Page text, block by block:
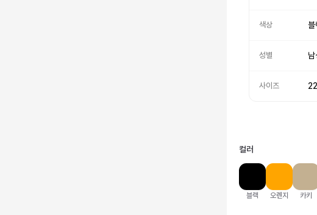
색상 블
성별 남
사이즈
컬러
블랙 오렌지 카키